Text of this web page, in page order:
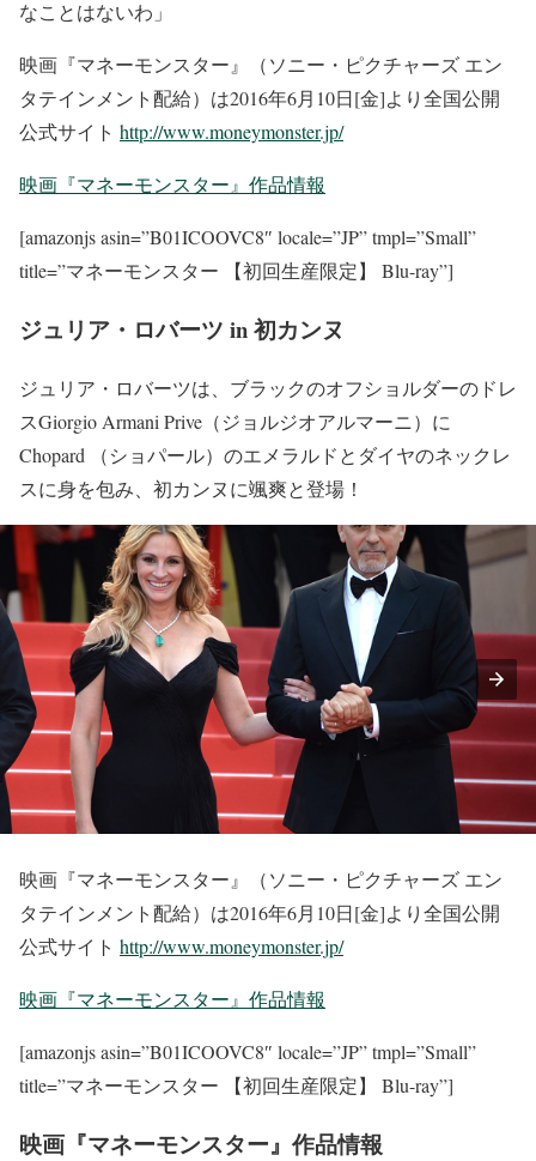
なことはないわ」
映画『マネーモンスター』（ソニー・ピクチャーズ エン
タテインメント配給）は2016年6月10日[金]より全国公開
公式サイト http://www.moneymonster.jp/
映画『マネーモンスター』作品情報
[amazonjs asin=”B01ICOOVC8″ locale=”JP” tmpl=”Small”
title=”マネーモンスター 【初回生産限定】 Blu-ray”]
ジュリア・ロバーツ in 初カンヌ
ジュリア・ロバーツは、ブラックのオフショルダーのドレ
スGiorgio Armani Prive（ジョルジオアルマーニ）に
Chopard （ショパール）のエメラルドとダイヤのネックレ
スに身を包み、初カンヌに颯爽と登場！
映画『マネーモンスター』（ソニー・ピクチャーズ エン
タテインメント配給）は2016年6月10日[金]より全国公開
公式サイト http://www.moneymonster.jp/
映画『マネーモンスター』作品情報
[amazonjs asin=”B01ICOOVC8″ locale=”JP” tmpl=”Small”
title=”マネーモンスター 【初回生産限定】 Blu-ray”]
映画『マネーモンスター』作品情報